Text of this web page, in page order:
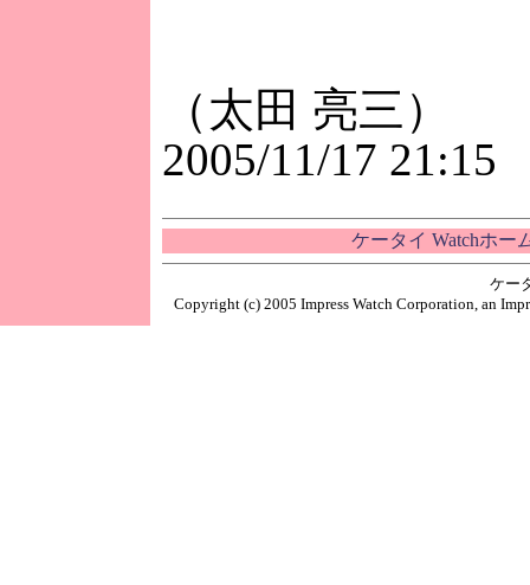
（太田 亮三）
2005/11/17 21:15
ケータイ Watchホー
ケー
Copyright (c) 2005 Impress Watch Corporation, an